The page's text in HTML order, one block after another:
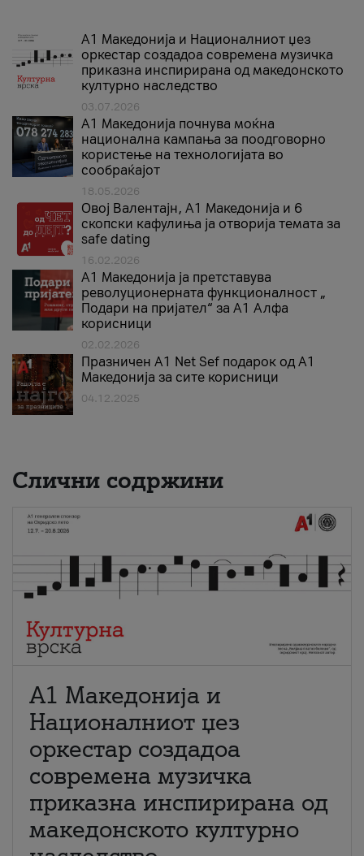
А1 Македонија и Националниот џез
оркестар создадоа современа музичка
приказна инспирирана од македонското
културно наследство
03.07.2026
A1 Македонија почнува моќна
национална кампања за поодговорно
користење на технологијата во
сообраќајот
18.05.2026
Овој Валентајн, A1 Македонија и 6
скопски кафулиња ја отворија темата за
safe dating
16.02.2026
А1 Македонија ја претставува
револуционерната функционалност „
Подари на пријател“ за А1 Алфа
корисници
02.02.2026
Празничен A1 Net Sеf подарок од А1
Македонија за сите корисници
04.12.2025
Слични содржини
А1 Македонија и
Националниот џез
оркестар создадоа
современа музичка
приказна инспирирана од
македонското културно